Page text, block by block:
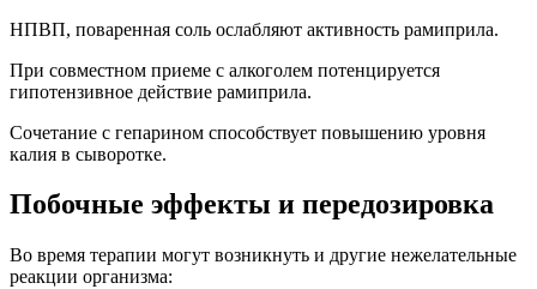
НПВП, поваренная соль ослабляют активность рамиприла.
При совместном приеме с алкоголем потенцируется
гипотензивное действие рамиприла.
Сочетание с гепарином способствует повышению уровня
калия в сыворотке.
Побочные эффекты и передозировка
Во время терапии могут возникнуть и другие нежелательные
реакции организма: